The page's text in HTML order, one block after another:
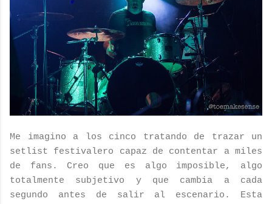
Me imagino a los cinco tratando de trazar un
setlist festivalero capaz de contentar a miles
de fans. Creo que es algo imposible, algo
totalmente subjetivo y que cambia a cada
segundo antes de salir al escenario. Esta